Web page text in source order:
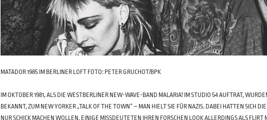
MATADOR 1985 IM BERLINER LOFT FOTO: PETER GRUCHOT/BPK
IM OKTOBER 1981, ALS DIE WESTBERLINER NEW-WAVE-BAND MALARIA! IM STUDIO 54 AUFTRAT,
BEKANNT, ZUM NEW YORKER „TALK OF THE TOWN“ – MAN HIELT SIE FÜR NAZIS. DABEI HATTEN SICH
NUR SCHICK MACHEN WOLLEN. EINIGE MISSDEUTETEN IHREN FORSCHEN LOOK ALLERDINGS ALS